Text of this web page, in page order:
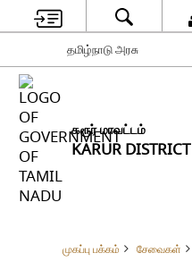
தமிழ்நாடு அரசு
கரூர் மாவட்டம்
KARUR DISTRICT
முகப்பு பக்கம் சேவைகள்